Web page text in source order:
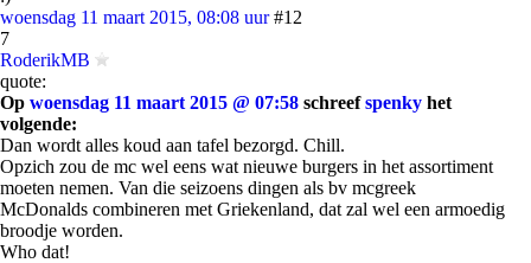
woensdag 11 maart 2015, 08:08 uur #12
7
RoderikMB
quote:
Op woensdag 11 maart 2015 @ 07:58 schreefspenky het
volgende:
Dan wordt alles koud aan tafel bezorgd. Chill.
Opzich zou de mc wel eens wat nieuwe burgers in het assortiment
moeten nemen. Van die seizoens dingen als bv mcgreek
McDonalds combineren met Griekenland, dat zal wel een armoedig
broodje worden.
Who dat!